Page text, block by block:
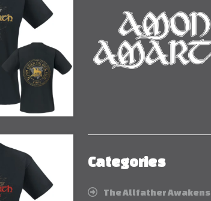
Categories
The Allfather Awakens